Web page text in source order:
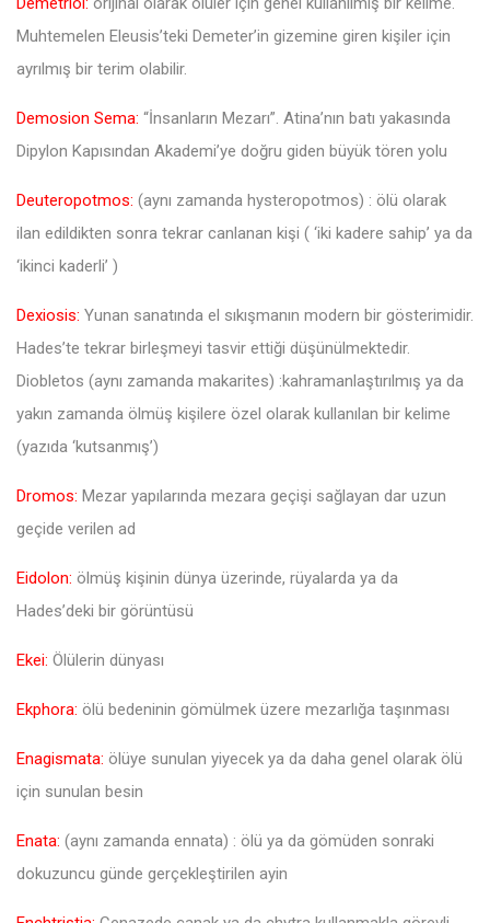
Muhtemelen Eleusis’teki Demeter’in gizemine giren kişiler için
ayrılmış bir terim olabilir.
Demosion Sema: “İnsanların Mezarı”. Atina’nın batı yakasında
Dipylon Kapısından Akademi’ye doğru giden büyük tören yolu
Deuteropotmos: (aynı zamanda hysteropotmos) : ölü olarak
ilan edildikten sonra tekrar canlanan kişi ( ‘iki kadere sahip’ ya da
‘ikinci kaderli’ )
Dexiosis: Yunan sanatında el sıkışmanın modern bir gösterimidir.
Hades’te tekrar birleşmeyi tasvir ettiği düşünülmektedir.
Diobletos (aynı zamanda makarites) :kahramanlaştırılmış ya da
yakın zamanda ölmüş kişilere özel olarak kullanılan bir kelime
(yazıda ‘kutsanmış’)
Dromos: Mezar yapılarında mezara geçişi sağlayan dar uzun
geçide verilen ad
Eidolon: ölmüş kişinin dünya üzerinde, rüyalarda ya da
Hades’deki bir görüntüsü
Ekei: Ölülerin dünyası
Ekphora: ölü bedeninin gömülmek üzere mezarlığa taşınması
Enagismata: ölüye sunulan yiyecek ya da daha genel olarak ölü
için sunulan besin
Enata: (aynı zamanda ennata) : ölü ya da gömüden sonraki
dokuzuncu günde gerçekleştirilen ayin